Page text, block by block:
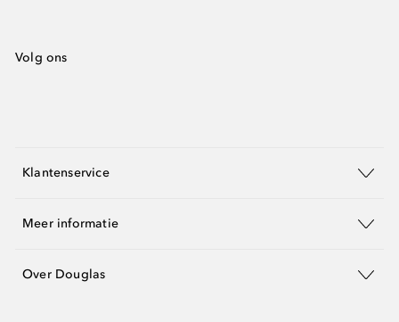
Volg ons
Klantenservice
Meer informatie
Over Douglas